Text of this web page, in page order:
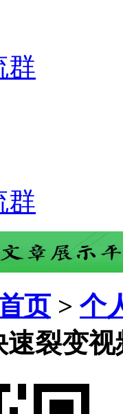
群
群
页 > 个
裂变